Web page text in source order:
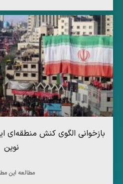
بازخوانی الگوی کنش منطقه‌ای
نوین
مطالعه این